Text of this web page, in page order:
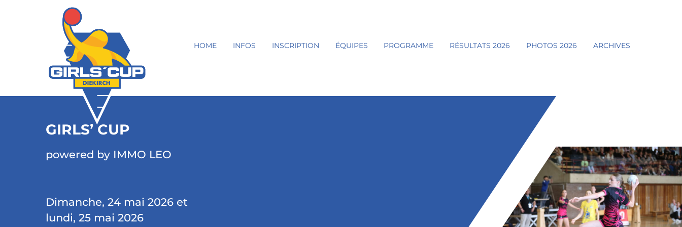
HOME INFOS INSCRIPTION ÉQUIPES PROGRAMME RÉSULTATS 2026 PHOTOS 2026 ARCHIVES
GIRLS’ CUP
powered by IMMO LEO
Dimanche, 24 mai 2026 et
lundi, 25 mai 2026